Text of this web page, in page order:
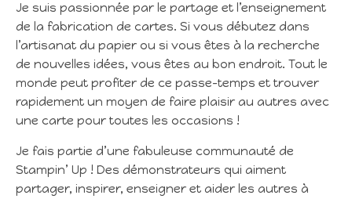
Je suis passionnée par le partage et l’enseignement
de la fabrication de cartes. Si vous débutez dans
l’artisanat du papier ou si vous êtes à la recherche
de nouvelles idées, vous êtes au bon endroit. Tout le
monde peut profiter de ce passe-temps et trouver
rapidement un moyen de faire plaisir au autres avec
une carte pour toutes les occasions !
Je fais partie d’une fabuleuse communauté de
Stampin’ Up ! Des démonstrateurs qui aiment
partager, inspirer, enseigner et aider les autres à